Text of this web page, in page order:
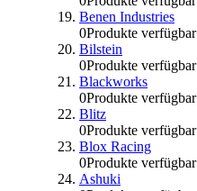
Benen Industries
0Produkte verfügbar
Bilstein
0Produkte verfügbar
Blackworks
0Produkte verfügbar
Blitz
0Produkte verfügbar
Blox Racing
0Produkte verfügbar
Ashuki